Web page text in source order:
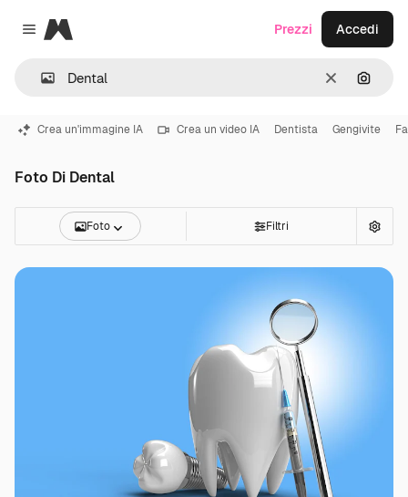
Close menu
Magnific
CancellaCerca
Prezzi Accedi
Crea un'immagine IA Crea un video IA Dentista Gengivite
Foto Di Dental
Foto Filtri